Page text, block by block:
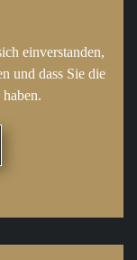
einverstanden,
und dass Sie die
haben.